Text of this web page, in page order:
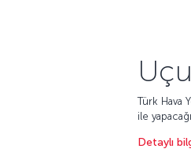
Türk Hava
ile
Detaylı